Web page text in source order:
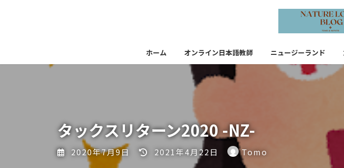
へ
ョ
ホーム オンライン日本語教師 ニュージーランド
タックスリターン2020 -NZ-
2020年7月9日
最
2021年4月22日 Tomo